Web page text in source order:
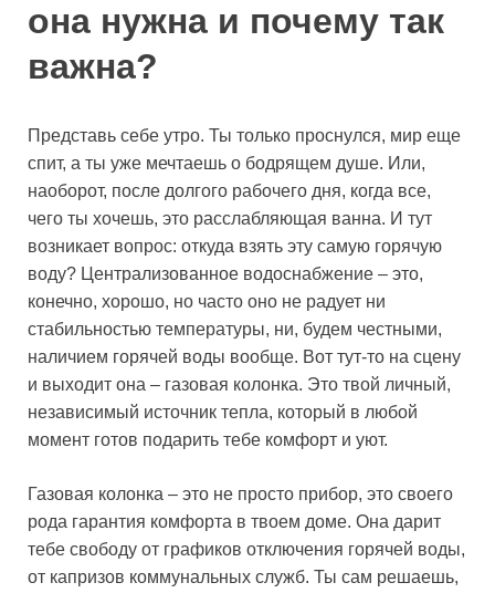
она нужна и почему так
важна?
Представь себе утро. Ты только проснулся, мир еще
спит, а ты уже мечтаешь о бодрящем душе. Или,
наоборот, после долгого рабочего дня, когда все,
чего ты хочешь, это расслабляющая ванна. И тут
возникает вопрос: откуда взять эту самую горячую
воду? Централизованное водоснабжение – это,
конечно, хорошо, но часто оно не радует ни
стабильностью температуры, ни, будем честными,
наличием горячей воды вообще. Вот тут-то на сцену
и выходит она – газовая колонка. Это твой личный,
независимый источник тепла, который в любой
момент готов подарить тебе комфорт и уют.
Газовая колонка – это не просто прибор, это своего
рода гарантия комфорта в твоем доме. Она дарит
тебе свободу от графиков отключения горячей воды,
от капризов коммунальных служб. Ты сам решаешь,